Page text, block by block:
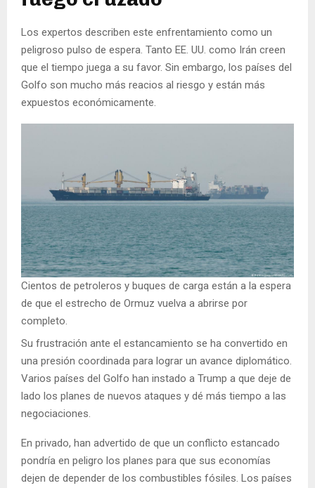
Los expertos describen este enfrentamiento como un
peligroso pulso de espera. Tanto EE. UU. como Irán creen
que el tiempo juega a su favor. Sin embargo, los países del
Golfo son mucho más reacios al riesgo y están más
expuestos económicamente.
Cientos de petroleros y buques de carga están a la espera
de que el estrecho de Ormuz vuelva a abrirse por
completo.
Su frustración ante el estancamiento se ha convertido en
una presión coordinada para lograr un avance diplomático.
Varios países del Golfo han instado a Trump a que deje de
lado los planes de nuevos ataques y dé más tiempo a las
negociaciones.
En privado, han advertido de que un conflicto estancado
pondría en peligro los planes para que sus economías
dejen de depender de los combustibles fósiles. Los países